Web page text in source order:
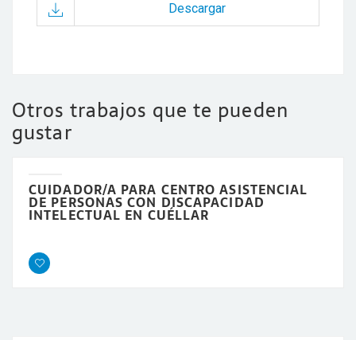
Descargar
Otros trabajos que te pueden
gustar
CUIDADOR/A PARA CENTRO ASISTENCIAL
DE PERSONAS CON DISCAPACIDAD
INTELECTUAL EN CUÉLLAR